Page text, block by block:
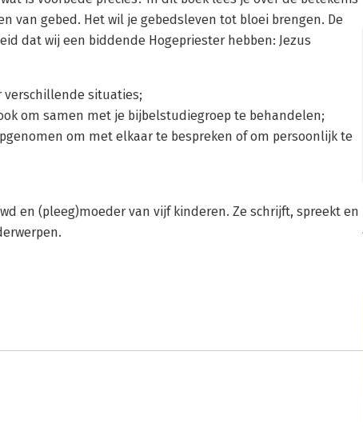
van gebed. Het wil je gebedsleven tot bloei brengen. De
dat wij een biddende Hogepriester hebben: Jezus
verschillende situaties;
om samen met je bijbelstudiegroep te behandelen;
om met elkaar te bespreken of om persoonlijk te
en (pleeg)moeder van vijf kinderen. Ze schrijft, spreekt en